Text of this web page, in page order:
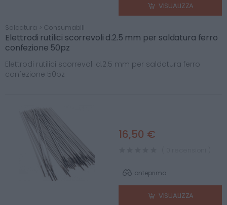
VISUALIZZA
Saldatura > Consumabili
Elettrodi rutilici scorrevoli d.2.5 mm per saldatura ferro
confezione 50pz
Elettrodi rutilici scorrevoli d.2.5 mm per saldatura ferro
confezione 50pz
16,50 €
anteprima
VISUALIZZA